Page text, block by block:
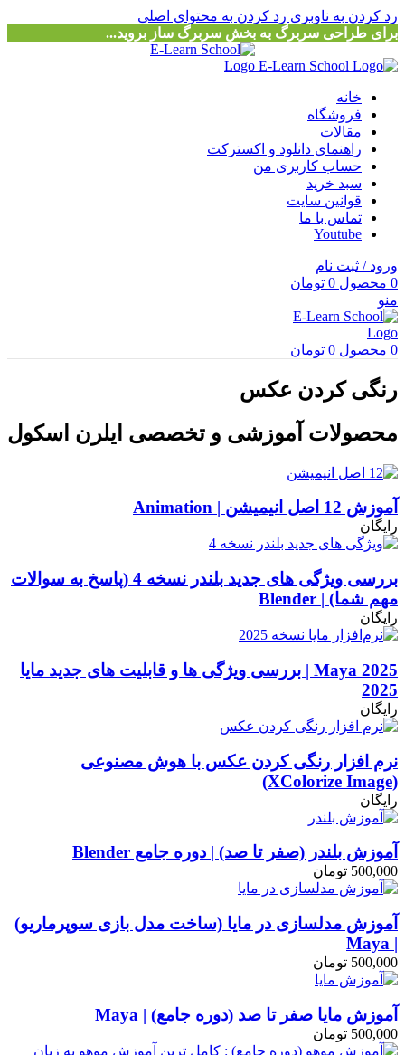
رد کردن به ناوبری رد کردن به محتوای اصلی
برای طراحی سربرگ به بخش سربرگ ساز بروید...
خانه
فروشگاه
مقالات
راهنمای دانلود و اکسترکت
حساب کاربری من
سبد خرید
قوانین سایت
تماس با ما
Youtube
ورود / ثبت نام
0 محصول 0 تومان
منو
0 محصول 0 تومان
رنگی کردن عکس
محصولات آموزشی و تخصصی ایلرن اسکول
آموزش 12 اصل انیمیشن | Animation
رایگان
بررسی ویژگی های جدید بلندر نسخه 4 (پاسخ به سوالات
مهم شما) | Blender
رایگان
Maya 2025 | بررسی ویژگی ها و قابلیت های جدید مایا
2025
رایگان
نرم افزار رنگی کردن عکس با هوش مصنوعی
(XColorize Image)
رایگان
آموزش بلندر (صفر تا صد) | دوره جامع Blender
500,000 تومان
آموزش مدلسازی در مایا (ساخت مدل بازی سوپرماریو)
| Maya
500,000 تومان
آموزش مایا صفر تا صد (دوره جامع) | Maya
500,000 تومان